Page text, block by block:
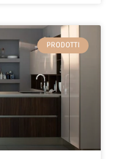
PRODOTTI